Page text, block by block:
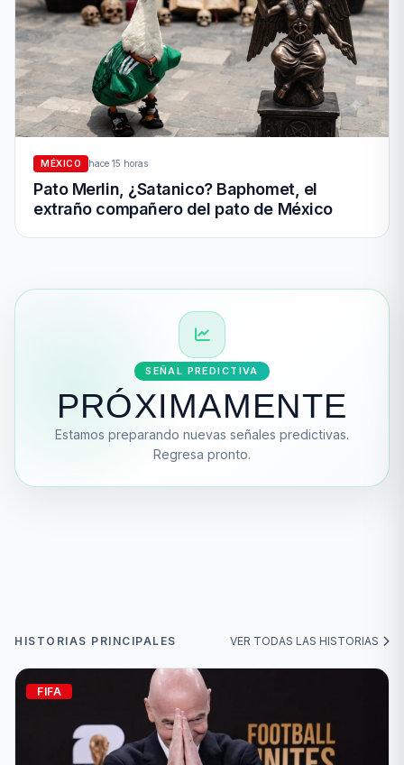
MÉXICO hace 15 horas
Pato Merlin, ¿Satanico? Baphomet, el
extraño compañero del pato de México
SEÑAL PREDICTIVA
PRÓXIMAMENTE
Estamos preparando nuevas señales predictivas.
Regresa pronto.
HISTORIAS PRINCIPALES VER TODAS LAS HISTORIAS
FIFA